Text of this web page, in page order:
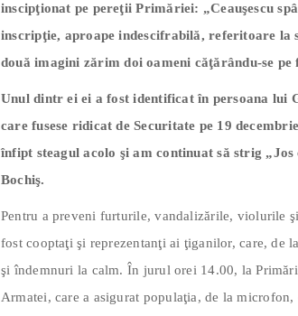
inscipţionat pe pereţii Primăriei: „Ceauşescu
inscripţie, aproape indescifrabilă, referitoare
două imagini zărim doi oameni căţărându-se
Unul dintr ei ei a fost identificat în persoana lui
care fusese ridicat de Securitate pe 19
înfipt steagul acolo şi am continuat să strig
Bochiş.
Pentru a preveni furturile, vandalizările, violurile
fost cooptaţi şi reprezentanţi ai ţiganilor, care, de
şi îndemnuri la calm. În jurul orei 14.00, la
Armatei, care a asigurat populaţia, de la